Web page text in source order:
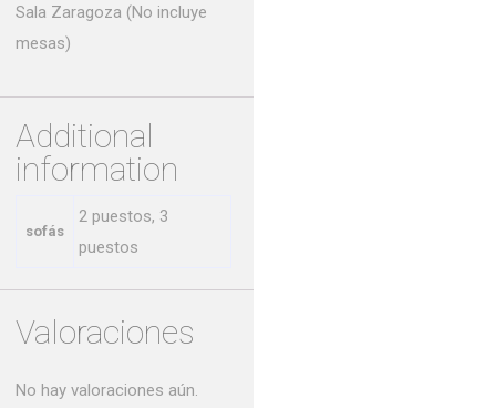
Sala Zaragoza (No incluye
mesas)
Additional
information
sofás
2 puestos, 3
puestos
Valoraciones
No hay valoraciones aún.